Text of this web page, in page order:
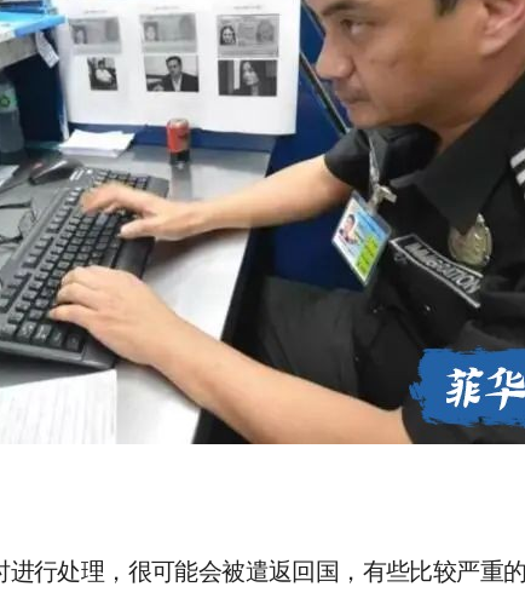
行处理，很可能会被遣返回国，有些比较严重